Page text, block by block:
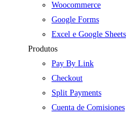
Woocommerce
Google Forms
Excel e Google Sheets
Produtos
Pay By Link
Checkout
Split Payments
Cuenta de Comisiones